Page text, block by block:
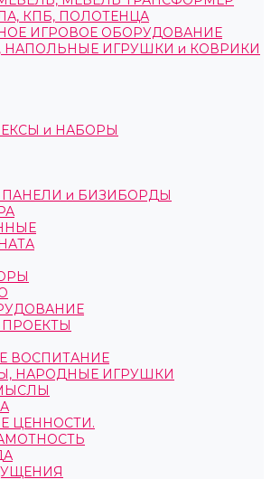
КПБ, ПОЛОТЕНЦА
ИГРОВОЕ ОБОРУДОВАНИЕ
НАПОЛЬНЫЕ ИГРУШКИ и КОВРИКИ
и НАБОРЫ
и БИЗИБОРДЫ
ВОСПИТАНИЕ
НАРОДНЫЕ ИГРУШКИ
ЦЕННОСТИ.